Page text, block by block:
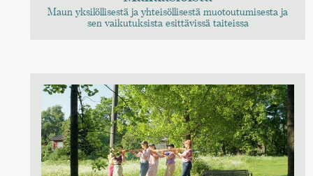
Maun yksilöllisestä ja yhteisöllisestä muotoutumisesta ja
sen vaikutuksista esittävissä taiteissa